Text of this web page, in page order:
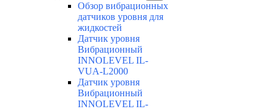
Обзор вибрационных
датчиков уровня для
жидкостей
Датчик уровня
Вибрационный
INNOLEVEL IL-
VUA-L2000
Датчик уровня
Вибрационный
INNOLEVEL IL-